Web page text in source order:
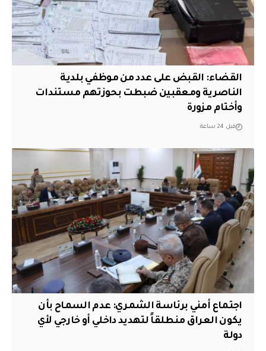
القضاء: القبض على عدد من موظفي بلدية
الناصرية ومعقبين ضبطت بحوزتهم مستندات
وأختام مزورة
قبل 24 ساعة
اجتماع أمني برئاسة الشمري: عدم السماح بأن
يكون العراق منطلقاً لتهديد داخلي أو خارجي لأي
دولة